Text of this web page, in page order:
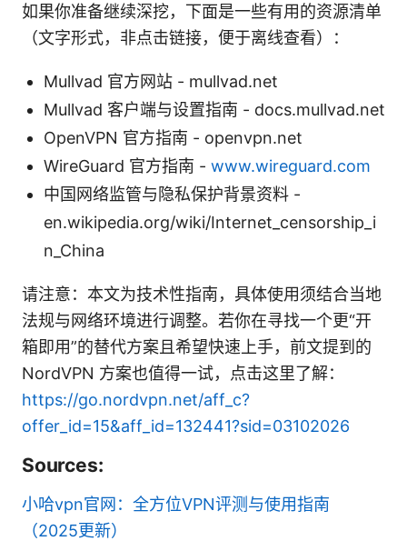
如果你准备继续深挖，下面是一些有用的资源清单
（文字形式，非点击链接，便于离线查看）：
Mullvad 官方网站 - mullvad.net
Mullvad 客户端与设置指南 - docs.mullvad.net
OpenVPN 官方指南 - openvpn.net
WireGuard 官方指南 - www.wireguard.com
中国网络监管与隐私保护背景资料 -
en.wikipedia.org/wiki/Internet_censorship_i
n_China
请注意：本文为技术性指南，具体使用须结合当地
法规与网络环境进行调整。若你在寻找一个更“开
箱即用”的替代方案且希望快速上手，前文提到的
NordVPN 方案也值得一试，点击这里了解：
https://go.nordvpn.net/aff_c?
offer_id=15&aff_id=132441?sid=03102026
Sources:
小哈vpn官网：全方位VPN评测与使用指南
（2025更新）